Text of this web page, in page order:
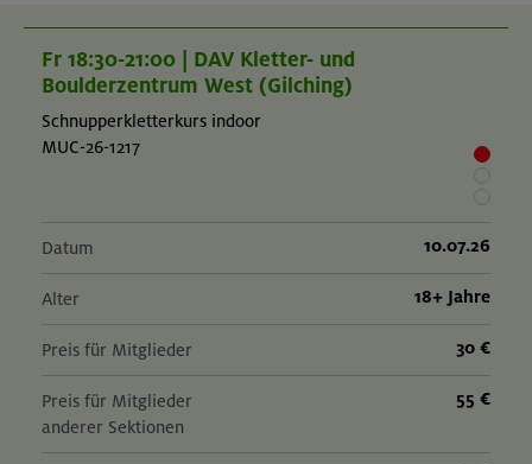
Fr 18:30-21:00 | DAV Kletter- und
Boulderzentrum West (Gilching)
Schnupperkletterkurs indoor
MUC-26-1217
Datum 10.07.26
Alter 18+ Jahre
Preis für Mitglieder 30 €
Preis für Mitglieder
anderer Sektionen
55 €